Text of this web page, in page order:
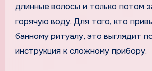
длинные волосы и только потом
горячую воду. Для того, кто
банному ритуалу, это выглядит
инструкция к сложному прибору.